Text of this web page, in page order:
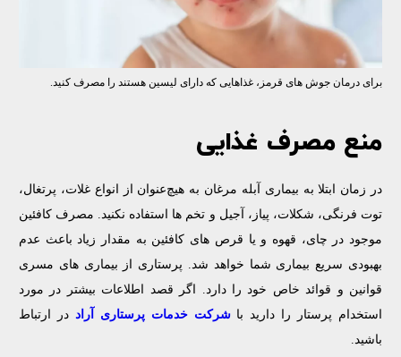
برای درمان جوش های قرمز، غذاهایی که دارای لیسین هستند را مصرف کنید.
منع مصرف غذایی
در زمان ابتلا به بیماری آبله مرغان به هیچ‌عنوان از انواع غلات، پرتغال،
توت فرنگی، شکلات، پیاز، آجیل و تخم ها استفاده نکنید. مصرف کافئین
موجود در چای، قهوه و یا قرص های کافئین به مقدار زیاد باعث عدم
بهبودی سریع بیماری شما خواهد شد. پرستاری از بیماری های مسری
قوانین و قوائد خاص خود را دارد. اگر قصد اطلاعات بیشتر در مورد
استخدام پرستار را دارید باشرکت خدمات پرستاری آراد در ارتباط
باشید.